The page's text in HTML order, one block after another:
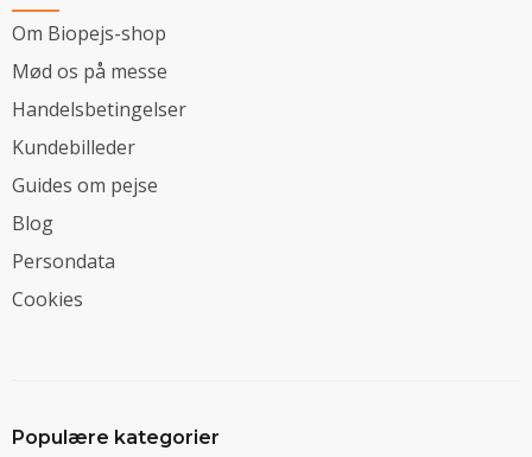
Om Biopejs-shop
Mød os på messe
Handelsbetingelser
Kundebilleder
Guides om pejse
Blog
Persondata
Cookies
Populære kategorier